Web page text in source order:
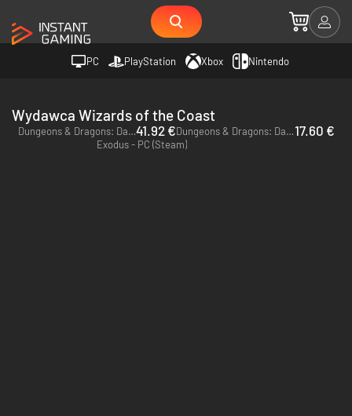
PC PlayStation Xbox Nintendo
Wydawca Wizards of the Coast
Dungeons & Dragons: Dark Alliance - Deluxe Edition - PC (Steam)41.92 € Dungeons & Dragons: Dark Alliance - PC (Steam)17.60 €
Exodus - PC (Steam)